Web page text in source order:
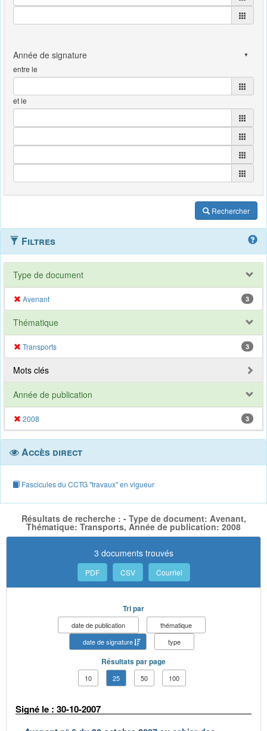
entre le
et le
Rechercher
Filtres
Type de document
Avenant 3
Thématique
Transports 3
Mots clés
Année de publication
2008 3
Accès direct
Fascicules du CCTG "travaux" en vigueur
Résultats de recherche : - Type de document: Avenant,
Thématique: Transports, Année de publication: 2008
3 documents trouvés
PDF CSV Courriel
Tri par
date de publication
thématique
date de signature
type
Résultats par page
10 25 50 100
Signé le : 30-10-2007